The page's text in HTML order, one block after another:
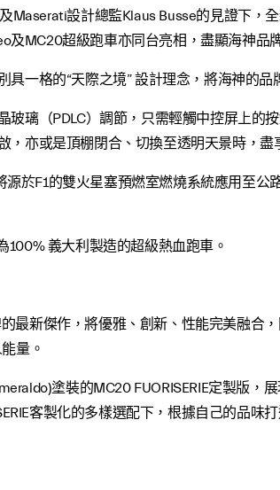
設計總監Klaus Busse的見證下，
及MC20超級跑車亦同台亮相，盡顯海神品
一格的“天際之境” 設計理念，將海神的品
璃（PDLC）調節，只需輕觸中控屏上的
亦或是頂棚閉合、切換至透明天景時，盡
於F1的雙火星塞預燃室燃燒系統應用至
義大利製造的超級熱血跑車。
最新傑作，將優雅、創新、性能完美融合
量。
塗裝的MC20 FUORISERIE定製版，
客製化的多樣選配下，根據自己的品味